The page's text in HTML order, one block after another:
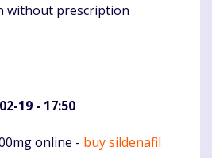
without prescription
19 - 17:50
online - buy sildenafil